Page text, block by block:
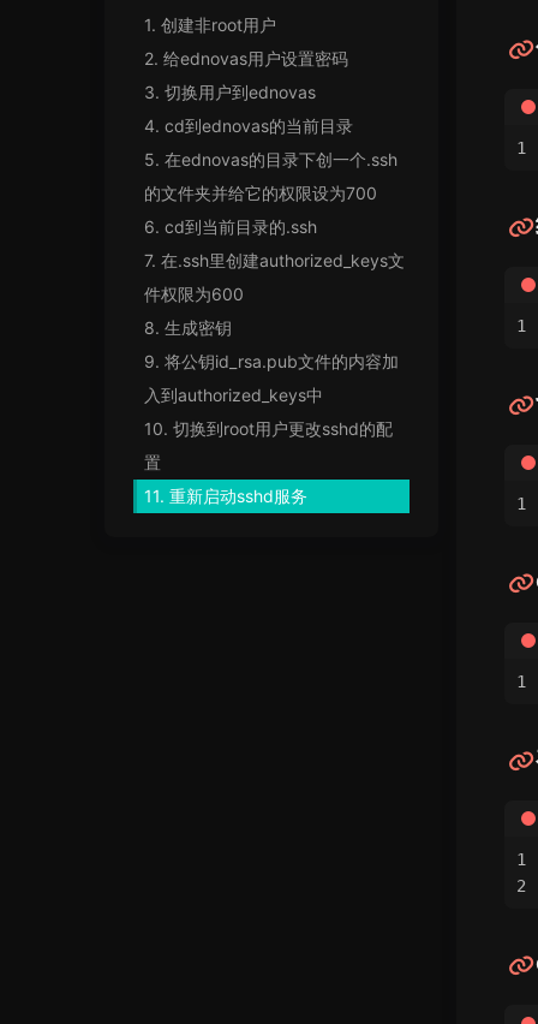
1. 创建非root用户
2. 给ednovas用户设置密码
3. 切换用户到ednovas
4. cd到ednovas的当前目录
5. 在ednovas的目录下创一个.ssh
的文件夹并给它的权限设为700
6. cd到当前目录的.ssh
7. 在.ssh里创建authorized_keys文
件权限为600
8. 生成密钥
9. 将公钥id_rsa.pub文件的内容加
入到authorized_keys中
10. 切换到root用户更改sshd的配
置
11. 重新启动sshd服务